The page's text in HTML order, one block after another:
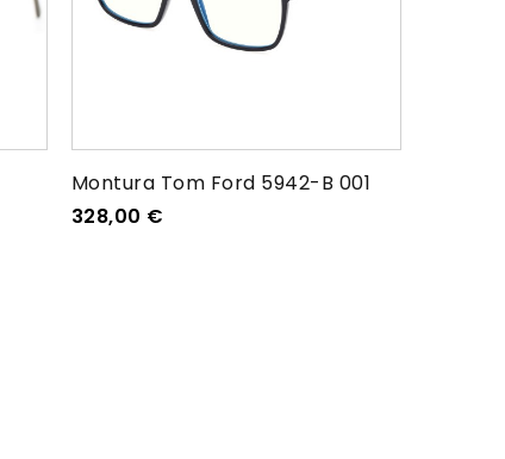
Montura Tom Ford 5942-B 001
328,00 €